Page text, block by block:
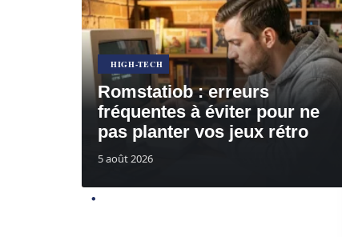
HIGH-TECH
Romstatiob : erreurs
fréquentes à éviter pour ne
pas planter vos jeux rétro
5 août 2026